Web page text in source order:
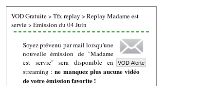
VOD Gratuite>Tfx replay >Replay Madame est
servie>Emission du 04 Juin
Soyez prévenu par mail lorsqu'une
nouvelle émission de "Madame
est servie" sera disponible en
streaming :ne manquez plus aucune vidéo
de votre émission favorite !